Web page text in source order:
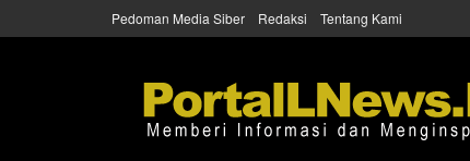
Pedoman Media Siber Redaksi Tentang Kami